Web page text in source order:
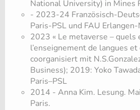
National University) in Mines
- 2023-24 Französisch-
Paris-PSL und FAU
2023 « Le metaverse – quels
l’enseignement de langues et
coorganisiert mit
Business); 2019: Yoko
Paris–PSL
2014 - Anna Kim. Lesung.
Paris.